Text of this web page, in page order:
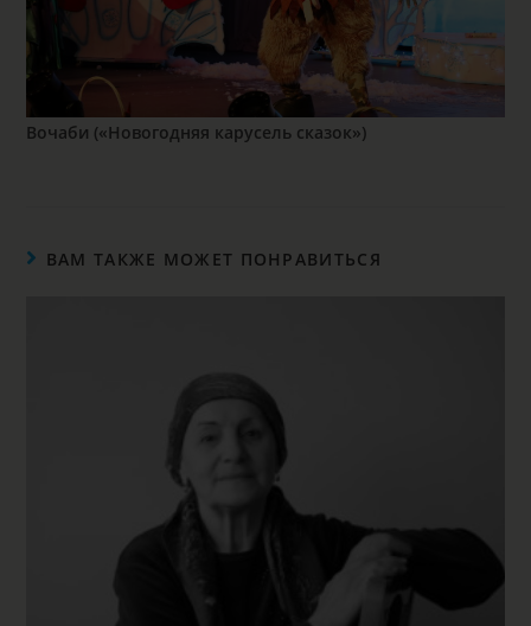
Вочаби («Новогодняя карусель сказок»)
ВАМ ТАКЖЕ МОЖЕТ ПОНРАВИТЬСЯ